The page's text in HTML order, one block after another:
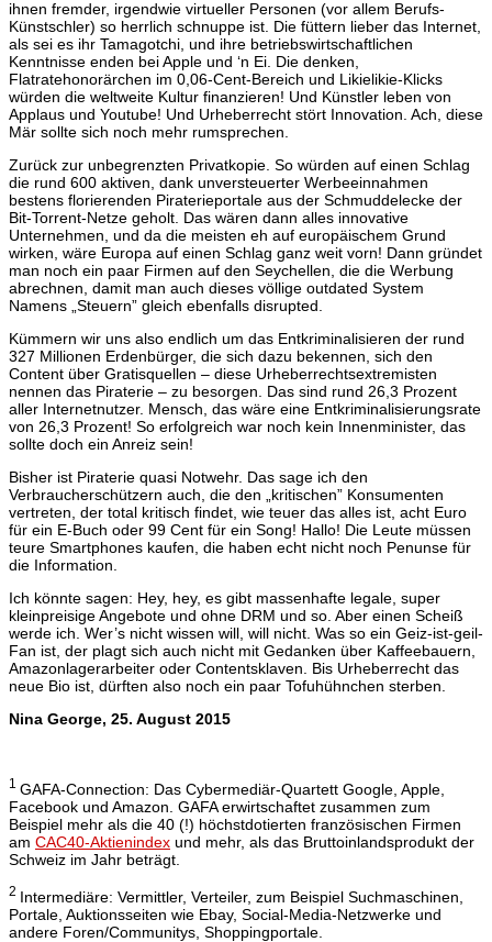
ihnen fremder, irgendwie virtueller Personen (vor allem Berufs-
Künstschler) so herrlich schnuppe ist. Die füttern lieber das Internet,
als sei es ihr Tamagotchi, und ihre betriebswirtschaftlichen
Kenntnisse enden bei Apple und ‘n Ei. Die denken,
Flatratehonorärchen im 0,06-Cent-Bereich und Likielikie-Klicks
würden die weltweite Kultur finanzieren! Und Künstler leben von
Applaus und Youtube! Und Urheberrecht stört Innovation. Ach, diese
Mär sollte sich noch mehr rumsprechen.
Zurück zur unbegrenzten Privatkopie. So würden auf einen Schlag
die rund 600 aktiven, dank unversteuerter Werbeeinnahmen
bestens florierenden Piraterieportale aus der Schmuddelecke der
Bit-Torrent-Netze geholt. Das wären dann alles innovative
Unternehmen, und da die meisten eh auf europäischem Grund
wirken, wäre Europa auf einen Schlag ganz weit vorn! Dann gründet
man noch ein paar Firmen auf den Seychellen, die die Werbung
abrechnen, damit man auch dieses völlige outdated System
Namens „Steuern” gleich ebenfalls disrupted.
Kümmern wir uns also endlich um das Entkriminalisieren der rund
327 Millionen Erdenbürger, die sich dazu bekennen, sich den
Content über Gratisquellen – diese Urheberrechtsextremisten
nennen das Piraterie – zu besorgen. Das sind rund 26,3 Prozent
aller Internetnutzer. Mensch, das wäre eine Entkriminalisierungsrate
von 26,3 Prozent! So erfolgreich war noch kein Innenminister, das
sollte doch ein Anreiz sein!
Bisher ist Piraterie quasi Notwehr. Das sage ich den
Verbraucherschützern auch, die den „kritischen” Konsumenten
vertreten, der total kritisch findet, wie teuer das alles ist, acht Euro
für ein E-Buch oder 99 Cent für ein Song! Hallo! Die Leute müssen
teure Smartphones kaufen, die haben echt nicht noch Penunse für
die Information.
Ich könnte sagen: Hey, hey, es gibt massenhafte legale, super
kleinpreisige Angebote und ohne DRM und so. Aber einen Scheiß
werde ich. Wer’s nicht wissen will, will nicht. Was so ein Geiz-ist-geil-
Fan ist, der plagt sich auch nicht mit Gedanken über Kaffeebauern,
Amazonlagerarbeiter oder Contentsklaven. Bis Urheberrecht das
neue Bio ist, dürften also noch ein paar Tofuhühnchen sterben.
Nina George, 25. August 2015
1 GAFA-Connection: Das Cybermediär-Quartett Google, Apple,
Facebook und Amazon. GAFA erwirtschaftet zusammen zum
Beispiel mehr als die 40 (!) höchstdotierten französischen Firmen
am CAC40-Aktienindex und mehr, als das Bruttoinlandsprodukt der
Schweiz im Jahr beträgt.
2 Intermediäre: Vermittler, Verteiler, zum Beispiel Suchmaschinen,
Portale, Auktionsseiten wie Ebay, Social-Media-Netzwerke und
andere Foren/Communitys, Shoppingportale.